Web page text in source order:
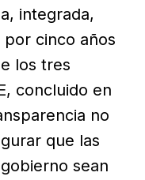
integrada,
cinco años
los tres
concluido en
no
que las
sean